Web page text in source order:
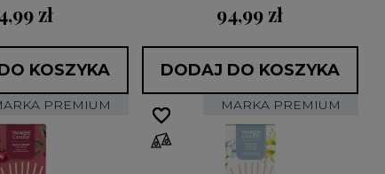
zł
KOSZYKA
94,99 zł
DODAJ DO KOSZYKA
PREMIUM MARKA PREMIUM
favorite_border
favorite_border